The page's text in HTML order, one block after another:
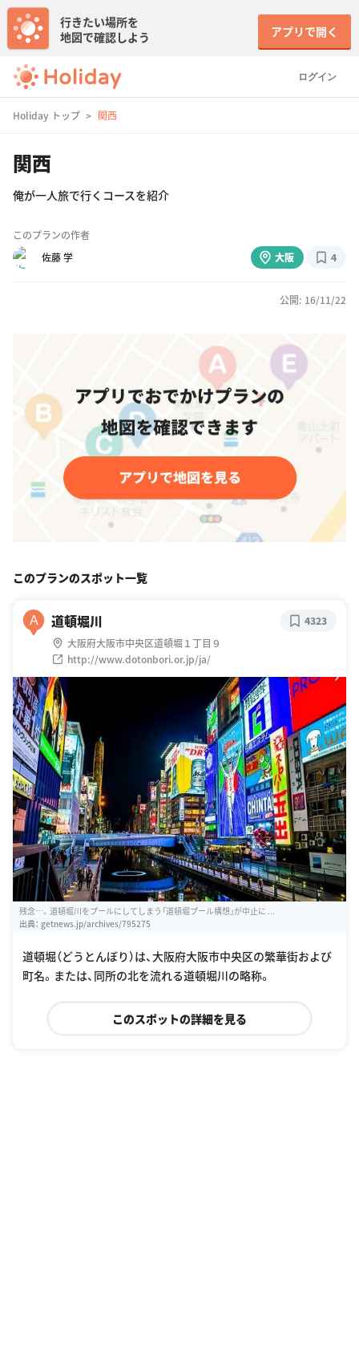
ログイン
行きたい場所を
地図で確認しよう
アプリで開く
Holiday トップ 関西
関西
俺が一人旅で行くコースを紹介
このプランの作者
佐藤 学
大阪 4
公開: 16/11/22
このプランのスポット一覧
A 道頓堀川
大阪府大阪市中央区道頓堀１丁目９
http://www.dotonbori.or.jp/ja/
4323
残念…。道頓堀川をプールにしてしまう「道頓堀プール構想」が中止に ...
出典： getnews.jp/archives/795275
道頓堀（どうとんぼり）は、大阪府大阪市中央区の繁華街および
町名。または、同所の北を流れる道頓堀川の略称。
このスポットの詳細を見る